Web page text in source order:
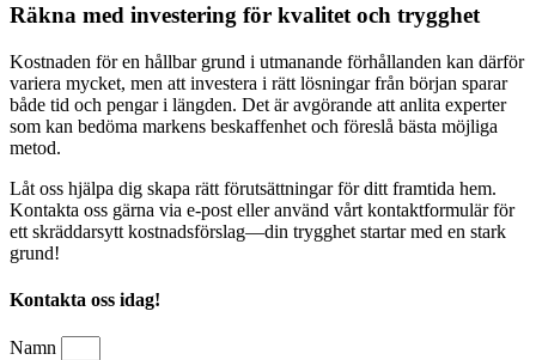
Räkna med investering för kvalitet och trygghet
Kostnaden för en hållbar grund i utmanande förhållanden kan därför
variera mycket, men att investera i rätt lösningar från början sparar
både tid och pengar i längden. Det är avgörande att anlita experter
som kan bedöma markens beskaffenhet och föreslå bästa möjliga
metod.
Låt oss hjälpa dig skapa rätt förutsättningar för ditt framtida hem.
Kontakta oss gärna via e-post eller använd vårt kontaktformulär för
ett skräddarsytt kostnadsförslag—din trygghet startar med en stark
grund!
Kontakta oss idag!
Namn